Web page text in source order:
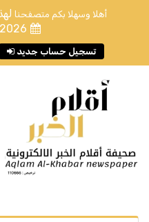
أهلا وسهلا بكم متصفحنا
تسجيل حساب جديد